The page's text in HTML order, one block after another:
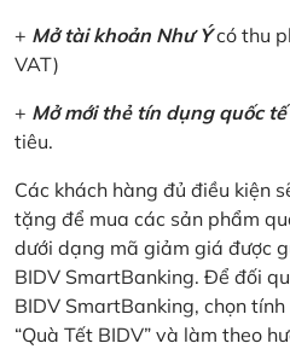
+ Mở tài khoản Như Ýcó thu
VAT)
+ Mở mới thẻ tín dụng quốc tế
tiêu.
Các khách hàng đủ điều kiện
tặng để mua các sản phẩm
dưới dạng mã giảm giá được
BIDV SmartBanking. Để đối
BIDV SmartBanking, chọn tính
“Quà Tết BIDV” và làm theo